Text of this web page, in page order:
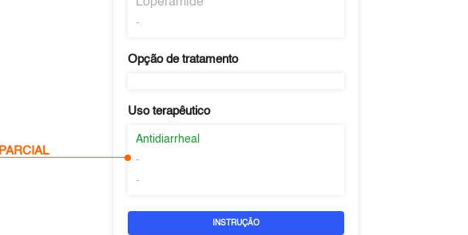
PARCIAL
-
Opção de tratamento
Uso terapêutico
Antidiarrheal
-
-
INSTRUÇÃO